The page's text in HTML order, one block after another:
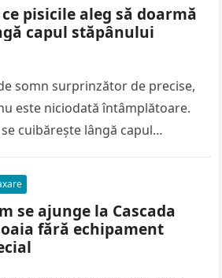
ce pisicile aleg să doarmă
capul stăpânului
somn surprinzător de precise,
este niciodată întâmplătoare.
cuibărește lângă capul
se ajunge la Cascada
fără echipament